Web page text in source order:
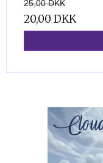
25,00 DKK
20,00 DKK